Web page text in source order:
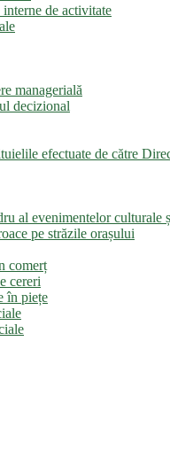
de activitate
managerială
decizional
efectuate de către
al evenimentelor culturale
pe străzile orașului
comerț
cereri
în piețe